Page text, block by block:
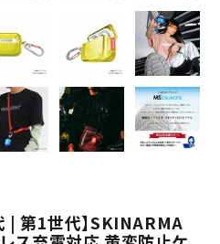
| 第1世代】SKINARMA